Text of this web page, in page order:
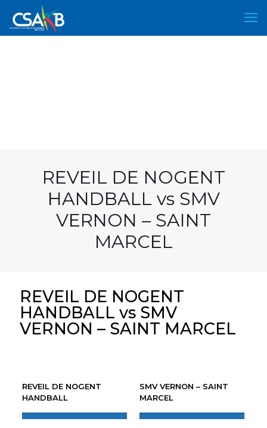
REVEIL DE NOGENT
HANDBALL vs SMV
VERNON – SAINT
MARCEL
REVEIL DE NOGENT
HANDBALL vs SMV
VERNON – SAINT MARCEL
REVEIL DE NOGENT
HANDBALL
SMV VERNON – SAINT
MARCEL